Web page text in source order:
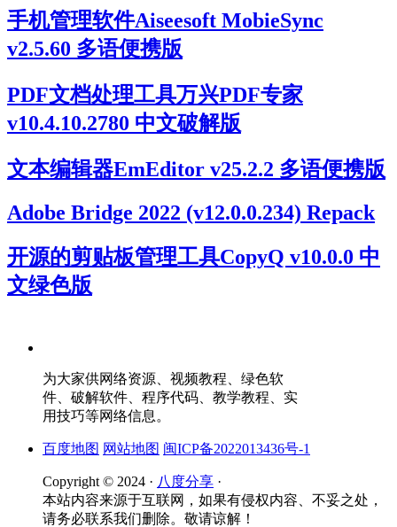
手机管理软件Aiseesoft MobieSync
v2.5.60 多语便携版
PDF文档处理工具万兴PDF专家
v10.4.10.2780 中文破解版
文本编辑器EmEditor v25.2.2 多语便携版
Adobe Bridge 2022 (v12.0.0.234) Repack
开源的剪贴板管理工具CopyQ v10.0.0 中
文绿色版
为大家供网络资源、视频教程、绿色软
件、破解软件、程序代码、教学教程、实
用技巧等网络信息。
百度地图 网站地图 闽ICP备2022013436号-1
Copyright © 2024 · 八度分享 ·
本站内容来源于互联网，如果有侵权内容、不妥之处，
请务必联系我们删除。敬请谅解！